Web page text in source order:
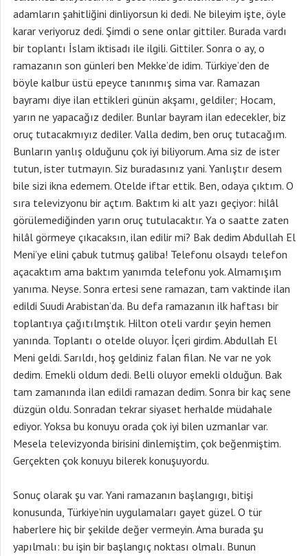
Sonuç olarak şu var. Yani ramazanın başlangıgı, bitişi
konusunda, Türkiye’nin uygulamaları gayet güzel. O tür
haberlere hiç bir şekilde değer vermeyin. Ama burada şu
yapılmalı: bu işin bir başlangıç noktası olmalı. Bunun